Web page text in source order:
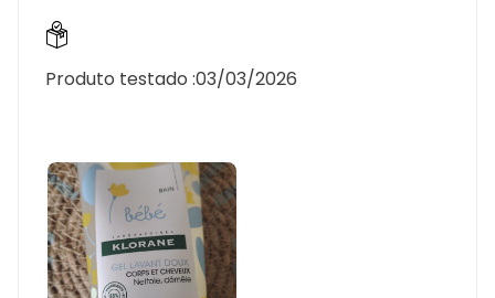
Produto testado :03/03/2026